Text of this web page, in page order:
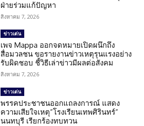
ฝ่ายร่วมแก้ปัญหา
สิงหาคม 7, 2026
ข่าวเด่น
เพจ Mappa ออกจดหมายเปิดผนึกถึง
สื่อมวลชน ขอรายงานข่าวเหตุรุนแรงอย่าง
รับผิดชอบ ชี้วิธีเล่าข่าวมีผลต่อสังคม
สิงหาคม 7, 2026
ข่าวเด่น
พรรคประชาชนออกแถลงการณ์ แสดง
ความเสียใจเหตุ”โรงเรียนเทพศิรินทร์”
นนทบุรี เรียกร้องทบทวน